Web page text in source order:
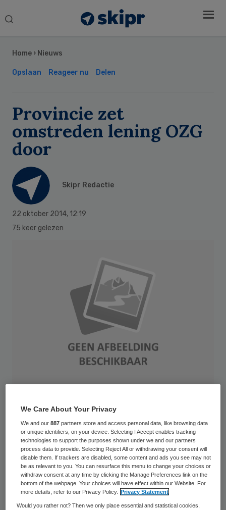
Search
Home › Nieuws
Opslaan Reageer nu Delen
Provincie zet
omstreden lening OZG
door
Skipr Redactie
22 oktober 2014, 12:19
75 keer gelezen
De provincie Groningen wil een
achtergestelde lening van tien miljoen euro
gaan verstrekken aan de Ommelander
Ziekenhuis Groep (OZG). Met de lening
wordt de financiële positie van het
ziekenhuis versterkt, waardoor de OZG in
staat is een nieuw ziekenhuis bij Scheemda
Sidebar
We Care About Your Privacy
We and our887 partners store and access personal data, like browsing data
or unique identifiers, on your device. Selecting I Accept enables tracking
technologies to support the purposes shown under we and our partners
process data to provide. Selecting Reject All or withdrawing your consent will
disable them. If trackers are disabled, some content and ads you see may not
be as relevant to you. You can resurface this menu to change your choices or
withdraw consent at any time by clicking the Manage Preferences link on the
bottom of the webpage. Your choices will have effect within our Website. For
more details, refer to our Privacy Policy.
Privacy Statement
Would you rather not? Then we only place essential and statistical cookies,